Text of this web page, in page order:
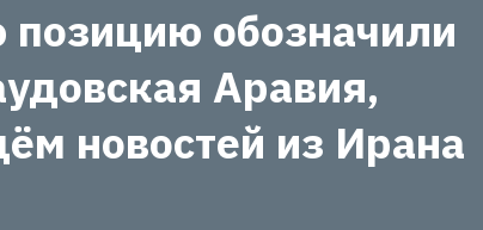
позицию обозначили
Аравия,
новостей из Ирана